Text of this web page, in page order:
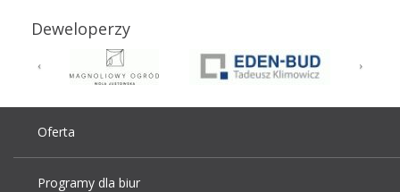
Deweloperzy
Oferta
Programy dla biur